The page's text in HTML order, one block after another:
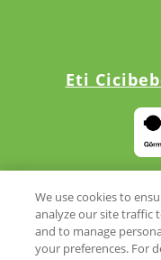
Eti
We use cookies to
analyze our site traffic
and to manage
your preferences. For